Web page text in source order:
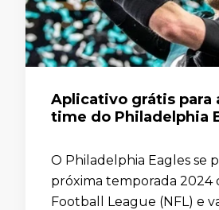
Aplicativo grátis para
time do Philadelphia
O Philadelphia Eagles se
próxima temporada 2024
Football League (NFL) e